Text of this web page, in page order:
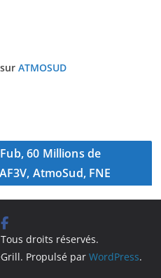
ATMOSUD
60 Millions de
AtmoSud, FNE
droits réservés.
Propulsé par WordPress.